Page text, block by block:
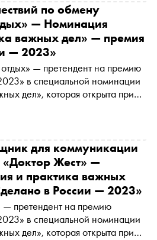
по обмену
— Номинация
важных дел» — премия
— 2023»
— претендент на премию
в специальной номинации
дел», которая открыта при
о проекте читайте в
для коммуникации
«Доктор Жест» —
и практика важных
в России — 2023»
претендент на премию
в специальной номинации
дел», которая открыта при